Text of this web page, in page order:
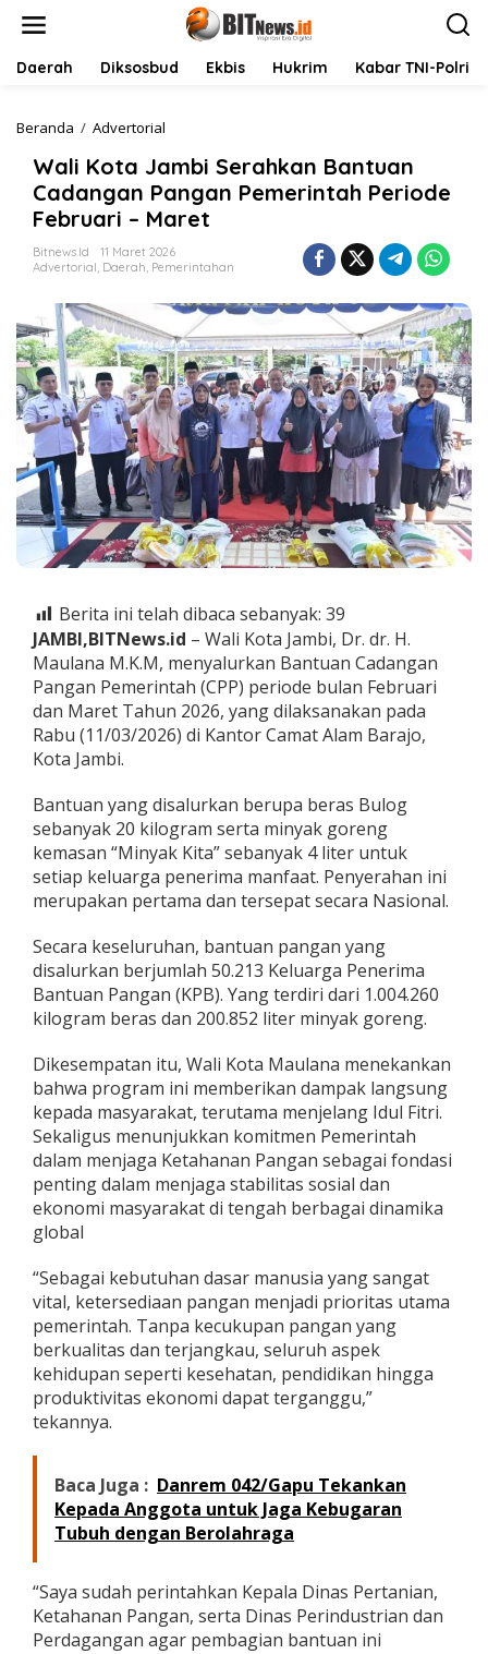
Daerah Diksosbud Ekbis Hukrim Kabar TNI-Polri
Beranda / Advertorial
l
i
K
o
t
a
a
b
i
S
e
r
a
h
a
n
B
a
u
a
n
C
a
d
a
n
P
a
n
g
a
P
e
m
e
r
n
a
h
P
e
r
i
F
e
b
r
u
a
r
a
r
e
t
Wali Kota Jambi Serahkan Bantuan
Cadangan Pangan Pemerintah Periode
Februari – Maret
Bitnews.id
11 Maret 2026
Advertorial, Daerah, Pemerintahan
Berita ini telah dibaca sebanyak: 39
JAMBI,BITNews.id – Wali Kota Jambi, Dr. dr. H.
Maulana M.K.M, menyalurkan Bantuan Cadangan
Pangan Pemerintah (CPP) periode bulan Februari
dan Maret Tahun 2026, yang dilaksanakan pada
Rabu (11/03/2026) di Kantor Camat Alam Barajo,
Kota Jambi.
Bantuan yang disalurkan berupa beras Bulog
sebanyak 20 kilogram serta minyak goreng
kemasan “Minyak Kita” sebanyak 4 liter untuk
setiap keluarga penerima manfaat. Penyerahan ini
merupakan pertama dan tersepat secara Nasional.
Secara keseluruhan, bantuan pangan yang
disalurkan berjumlah 50.213 Keluarga Penerima
Bantuan Pangan (KPB). Yang terdiri dari 1.004.260
kilogram beras dan 200.852 liter minyak goreng.
Dikesempatan itu, Wali Kota Maulana menekankan
bahwa program ini memberikan dampak langsung
kepada masyarakat, terutama menjelang Idul Fitri.
Sekaligus menunjukkan komitmen Pemerintah
dalam menjaga Ketahanan Pangan sebagai fondasi
penting dalam menjaga stabilitas sosial dan
ekonomi masyarakat di tengah berbagai dinamika
global
“Sebagai kebutuhan dasar manusia yang sangat
vital, ketersediaan pangan menjadi prioritas utama
pemerintah. Tanpa kecukupan pangan yang
berkualitas dan terjangkau, seluruh aspek
kehidupan seperti kesehatan, pendidikan hingga
produktivitas ekonomi dapat terganggu,”
tekannya.
Baca Juga : Danrem 042/Gapu Tekankan
Kepada Anggota untuk Jaga Kebugaran
Tubuh dengan Berolahraga
“Saya sudah perintahkan Kepala Dinas Pertanian,
Ketahanan Pangan, serta Dinas Perindustrian dan
Perdagangan agar pembagian bantuan ini